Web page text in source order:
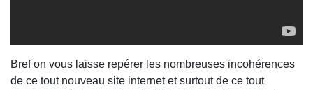
Bref on vous laisse repérer les nombreuses incohérences
de ce tout nouveau site internet et surtout de ce tout